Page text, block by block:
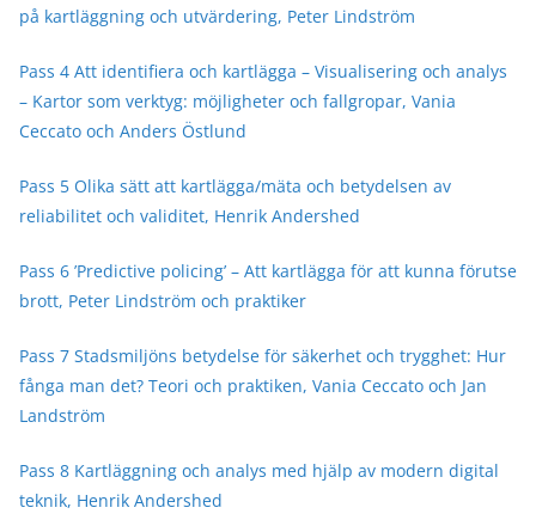
på kartläggning och utvärdering, Peter Lindström
Pass 4 Att identifiera och kartlägga – Visualisering och analys
– Kartor som verktyg: möjligheter och fallgropar, Vania
Ceccato och Anders Östlund
Pass 5 Olika sätt att kartlägga/mäta och betydelsen av
reliabilitet och validitet, Henrik Andershed
Pass 6 ’Predictive policing’ – Att kartlägga för att kunna förutse
brott, Peter Lindström och praktiker
Pass 7 Stadsmiljöns betydelse för säkerhet och trygghet: Hur
fånga man det? Teori och praktiken, Vania Ceccato och Jan
Landström
Pass 8 Kartläggning och analys med hjälp av modern digital
teknik, Henrik Andershed